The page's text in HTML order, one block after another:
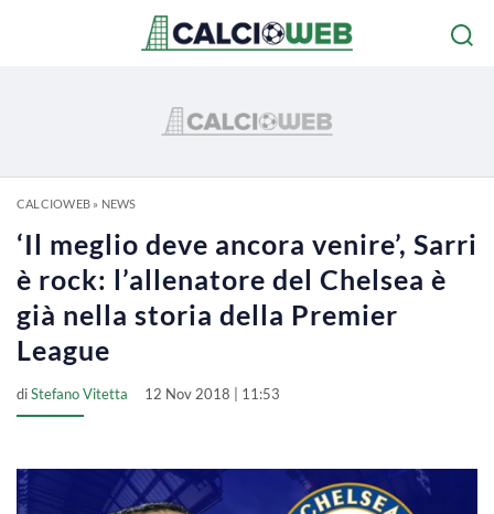
CALCIOWEB» NEWS
‘Il meglio deve ancora venire’, Sarri
è rock: l’allenatore del Chelsea è
già nella storia della Premier
League
diStefano Vitetta 12 Nov 2018 | 11:53